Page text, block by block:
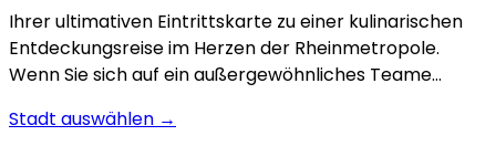
Ihrer ultimativen Eintrittskarte zu einer kulinarischen
Entdeckungsreise im Herzen der Rheinmetropole.
Wenn Sie sich auf ein außergewöhnliches Teame…
Stadt auswählen →